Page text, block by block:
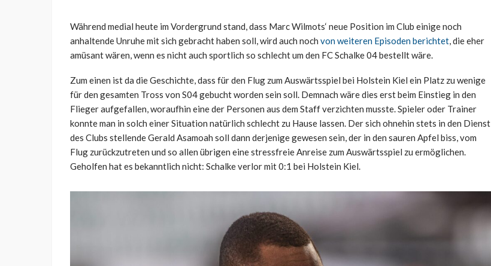
Während medial heute im Vordergrund stand, dass Marc Wilmots‘ neue Position im Club einige noch
anhaltende Unruhe mit sich gebracht haben soll, wird auch noch von weiteren Episoden berichtet, die eher
amüsant wären, wenn es nicht auch sportlich so schlecht um den FC Schalke 04 bestellt wäre.
Zum einen ist da die Geschichte, dass für den Flug zum Auswärtsspiel bei Holstein Kiel ein Platz zu wenige
für den gesamten Tross von S04 gebucht worden sein soll. Demnach wäre dies erst beim Einstieg in den
Flieger aufgefallen, woraufhin eine der Personen aus dem Staff verzichten musste. Spieler oder Trainer
konnte man in solch einer Situation natürlich schlecht zu Hause lassen. Der sich ohnehin stets in den Dienst
des Clubs stellende Gerald Asamoah soll dann derjenige gewesen sein, der in den sauren Apfel biss, vom
Flug zurückzutreten und so allen übrigen eine stressfreie Anreise zum Auswärtsspiel zu ermöglichen.
Geholfen hat es bekanntlich nicht: Schalke verlor mit 0:1 bei Holstein Kiel.